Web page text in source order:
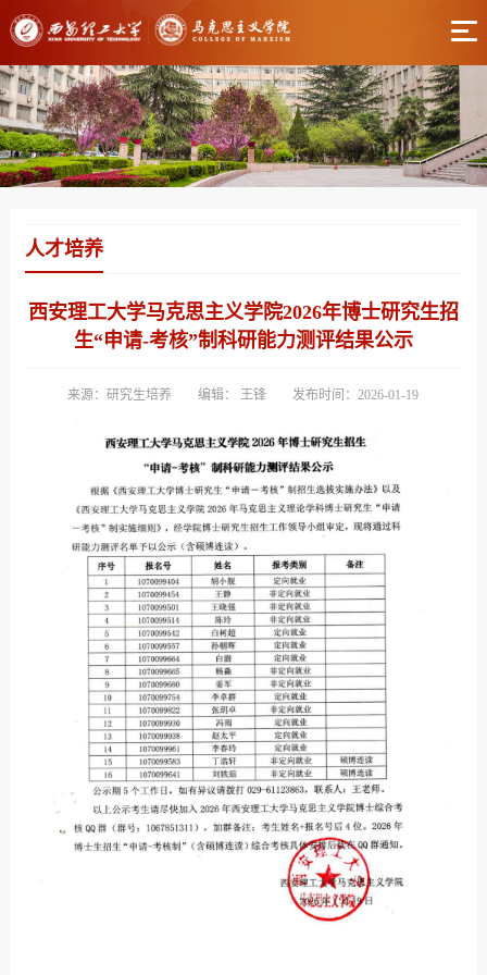
人才培养
西安理工大学马克思主义学院2026年博士研究生招
生“申请-考核”制科研能力测评结果公示
来源：研究生培养 编辑： 王锋 发布时间：2026-01-19